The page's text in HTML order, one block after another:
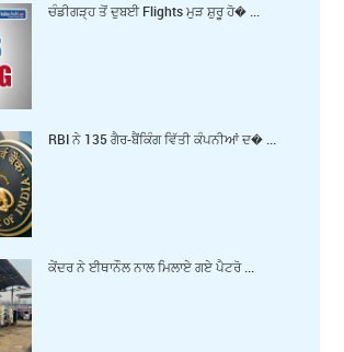
ਚੰਡੀਗੜ੍ਹ ਤੋਂ ਦੁਬਈ Flights ਮੁੜ ਸ਼ੁਰੂ ਹੋ� ...
RBI ਨੇ 135 ਗੈਰ-ਬੈਂਕਿੰਗ ਵਿੱਤੀ ਕੰਪਨੀਆਂ ਦ� ...
ਕੇਂਦਰ ਨੇ ਈਥਾਨੌਲ ਨਾਲ ਮਿਲਾਏ ਗਏ ਪੈਟਰੋ ...